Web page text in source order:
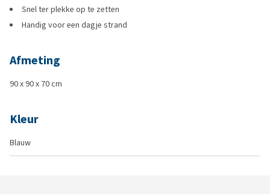
Snel ter plekke op te zetten
Handig voor een dagje strand
Afmeting
90 x 90 x 70 cm
Kleur
Blauw